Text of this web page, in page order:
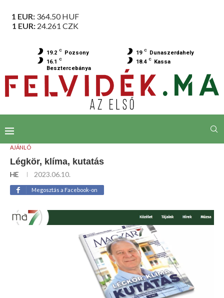
1 EUR: 364.50HUF
1 EUR: 24.261 CZK
19.2 C Pozsony 19 C
Dunaszerdahely
16.1 C
Besztercebánya
18.4 C Kassa
AJÁNLÓ
Légkör, klíma, kutatás
HE 2023.06.10.
Megosztás a Facebook-on